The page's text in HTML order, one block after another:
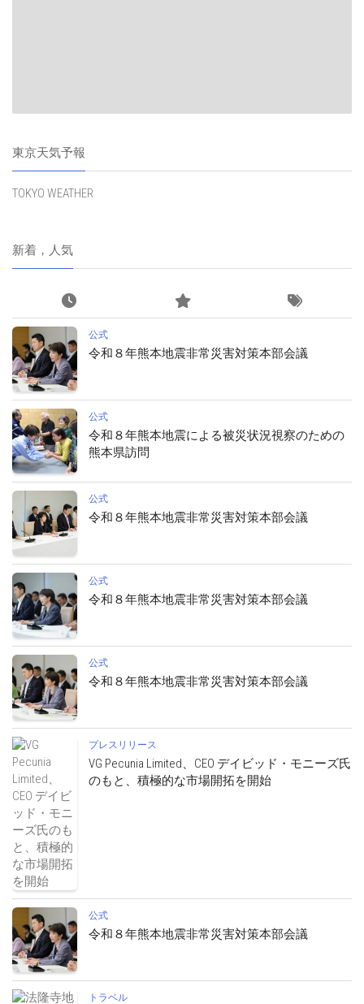
東京天気予報
TOKYO WEATHER
新着，人気
公式
令和８年熊本地震非常災害対策本部会議
公式
令和８年熊本地震による被災状況視察のための
熊本県訪問
公式
令和８年熊本地震非常災害対策本部会議
公式
令和８年熊本地震非常災害対策本部会議
公式
令和８年熊本地震非常災害対策本部会議
プレスリリース
VG Pecunia Limited、CEO デイビッド・モニーズ氏
のもと、積極的な市場開拓を開始
公式
令和８年熊本地震非常災害対策本部会議
トラベル